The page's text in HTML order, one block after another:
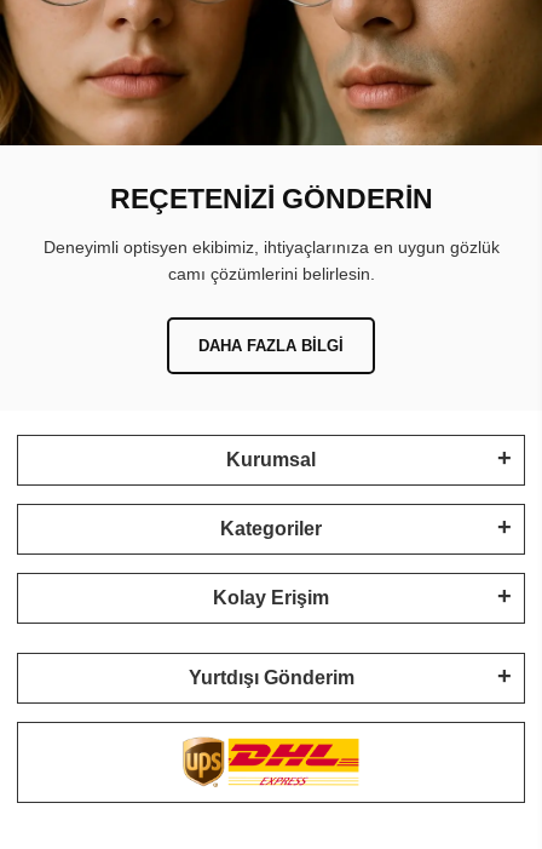
REÇETENİZİ GÖNDERİN
Deneyimli optisyen ekibimiz, ihtiyaçlarınıza en uygun gözlük
camı çözümlerini belirlesin.
DAHA FAZLA BILGI
Kurumsal
Kategoriler
Kolay Erişim
Yurtdışı Gönderim